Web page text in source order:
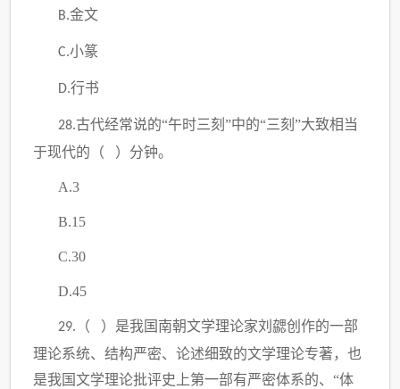
B.金文
C.小篆
D.行书
28.古代经常说的“午时三刻”中的“三刻”大致相当
于现代的（ ）分钟。
A.3
B.15
C.30
D.45
29.
（ ）是我国南朝文学理论家刘勰创作的一部
理论系统、结构严密、论述细致的文学理论专著 ，也
是我国文学理论批评史上第一部有严密体系的、“体